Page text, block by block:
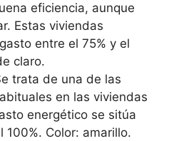
eficiencia, aunque
Estas viviendas
entre el 75% y el
claro.
trata de una de las
en las viviendas
energético se sitúa
100%. Color: amarillo.